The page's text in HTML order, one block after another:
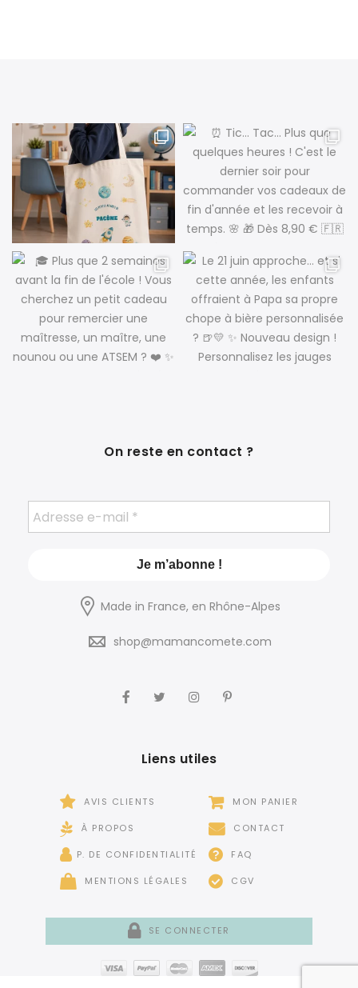
On reste en contact ?
Made in France, en Rhône-Alpes
shop@mamancomete.com
Liens utiles
AVIS CLIENTS
À PROPOS
P. DE CONFIDENTIALITÉ
MENTIONS LÉGALES
MON PANIER
CONTACT
FAQ
CGV
SE CONNECTER